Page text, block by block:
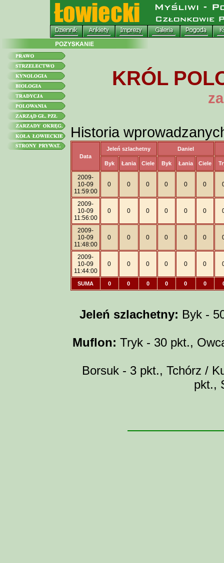
KRÓL
Historia
Data
Jeleń szlachetny Daniel
Byk Łania Ciele Byk Łania Ciele
2009-
10-09
11:59:00
0 0 0 0 0 0
2009-
10-09
11:56:00
0 0 0 0 0 0
2009-
10-09
11:48:00
0 0 0 0 0 0
2009-
10-09
11:44:00
0 0 0 0 0 0
SUMA 0 0 0 0 0 0
Jeleń szlachetny: Byk -
Muflon: Tryk - 30 pkt.,
Borsuk - 3 pkt., Tchórz /
pkt.,